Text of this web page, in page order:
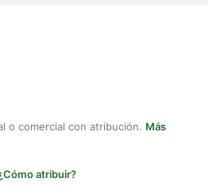
o comercial con atribución. Más
atribuir?